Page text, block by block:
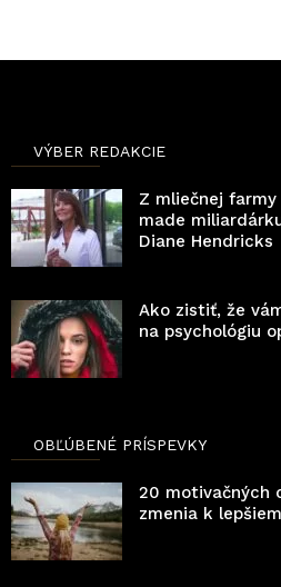
VÝBER REDAKCIE
Z mliečnej
made
Diane Hendricks
Ako zistiť, že
na psychológiu
OBĽÚBENÉ PRÍSPEVKY
20 motivačných
zmenia k